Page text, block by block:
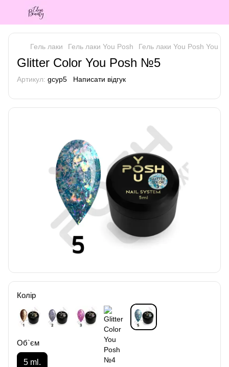
Гель лаки Гель лаки You Posh Гель лаки You Posh You
Glitter Color You Posh №5
Артикул: gcyp5 Написати відгук
Колір
Об`єм
5 ml.